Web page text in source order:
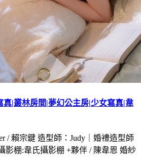
真|叢林房間|夢幻公主房|少女寫真|韋
/ 賴宗鍵 造型師：Judy｜婚禮造型師
影棚:韋氏攝影棚 +夥伴 / 陳韋恩 婚紗